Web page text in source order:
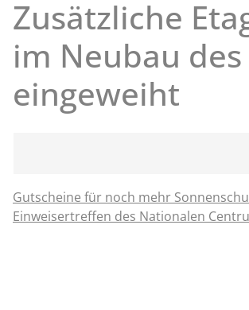
Zusätzliche
im Neubau des
eingeweiht
Gutscheine für noch mehr
Einweisertreffen des Nationalen